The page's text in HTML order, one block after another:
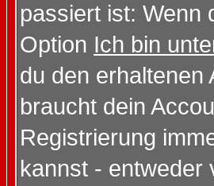
passiert ist: Wenn
Option Ich bin
du den erhaltenen
braucht dein
Registrierung
kannst - entweder